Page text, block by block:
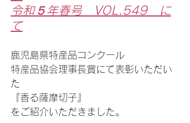
令和５年春号　VOL.549　に
て
鹿児島県特産品コンクール
特産品協会理事長賞にて表彰いただい
た
『香る薩摩切子』
をご紹介いただきました。